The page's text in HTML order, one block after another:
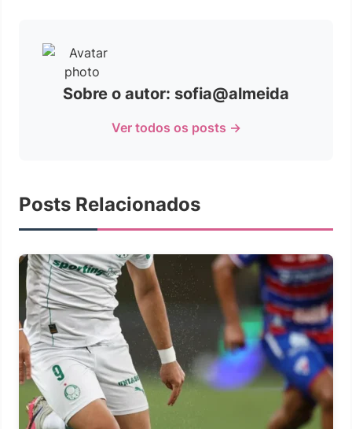
Sobre o autor: sofia@almeida
Ver todos os posts →
Posts Relacionados